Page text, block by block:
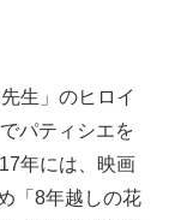
生」のヒロイ
パティシエを
年には、映画
「8年越しの花